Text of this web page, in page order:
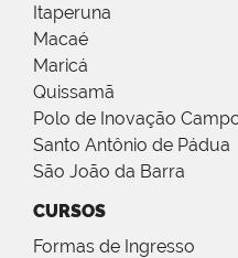
Itaperuna
Macaé
Maricá
Quissamã
Polo de Inovação
Santo Antônio de Pádua
São João da Barra
CURSOS
Formas de Ingresso